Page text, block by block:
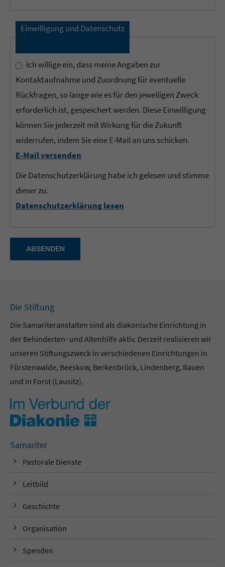
Einwilligung und Datenschutz
*
Ich willige ein, dass meine Angaben zur
Kontaktaufnahme und Zuordnung für eventuelle
Rückfragen, so lange wie es für den jeweiligen Zweck
erforderlich ist, gespeichert werden. Diese Einwilligung
können Sie jederzeit mit Wirkung für die Zukunft
widerrufen, indem Sie eine E-Mail an uns schicken.
E-Mail versenden
Die Datenschutzerklärung habe ich gelesen und stimme
dieser zu.
Datenschutzerklärung lesen
ABSENDEN
Die Stiftung
Die Samariteranstalten sind als diakonische Einrichtung in
der Behinderten- und Altenhilfe aktiv. Derzeit realisieren wir
unseren Stiftungszweck in verschiedenen Einrichtungen in
Fürstenwalde, Beeskow, Berkenbrück, Lindenberg, Rauen
und in Forst (Lausitz).
Samariter
Pastorale Dienste
Leitbild
Geschichte
Organisation
Spenden